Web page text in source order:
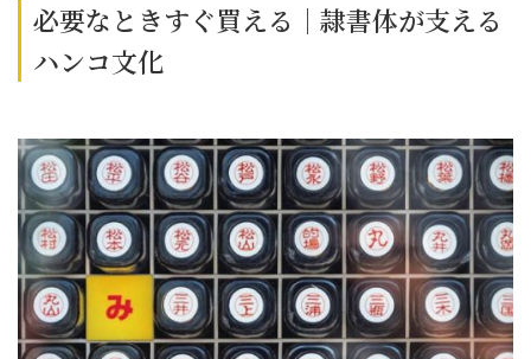
必要なときすぐ買える｜隷書体が支える
ハンコ文化